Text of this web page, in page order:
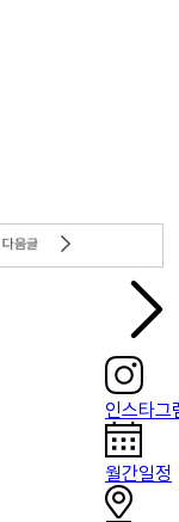
인스타그
월간일정